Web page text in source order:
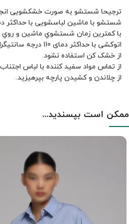
ترجیحا شستشو به صورت خشکشویی
شستشو با ماشین لباسشویی با حداکثر دمای ۳۰ درجه
با کمترين زمان شستشوي ماشين و
اتوکشی با حداکثر دمای 110 درجه سانتیگراد
از خشک کن استفاده نشود.
از تماس مواد سفید کننده با لباس
از چلاندن و کشيدن پارچه بپرهيزيد.
ممکن است بپسندید...